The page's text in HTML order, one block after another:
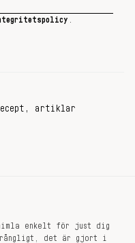
artiklar
himla enkelt för just dig
det är gjort i